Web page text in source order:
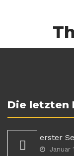
Die letzten
erster
Januar